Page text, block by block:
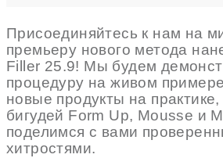
Присоединяйтесь к нам на
премьеру нового метода
Filler 25.9! Мы будем
процедуру на живом
новые продукты на
бигудей Form Up, Мousse и
поделимся с вами
хитростями.